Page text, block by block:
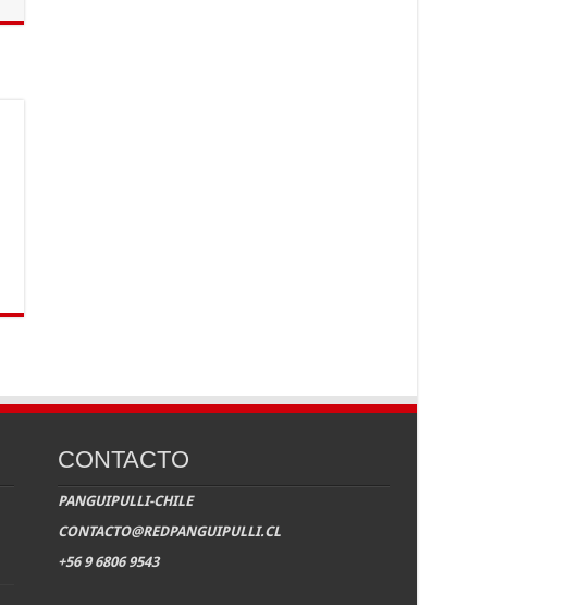
CONTACTO
PANGUIPULLI-CHILE
CONTACTO@REDPANGUIPULLI.CL
+56 9 6806 9543